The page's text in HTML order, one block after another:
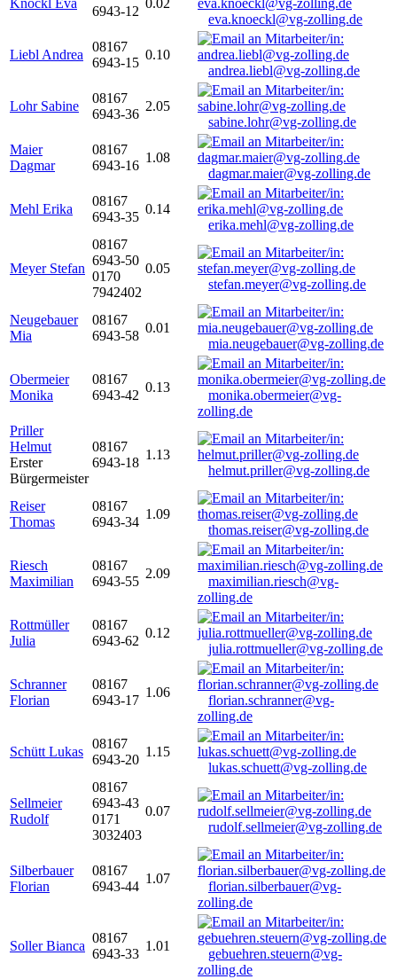
Knöckl Eva
6943-12
0.02
eva.knoeckl@vg-zolling.de
Liebl Andrea
08167
6943-15
0.10
andrea.liebl@vg-zolling.de
Lohr Sabine
08167
6943-36
2.05
sabine.lohr@vg-zolling.de
Maier
Dagmar
08167
6943-16
1.08
dagmar.maier@vg-zolling.de
Mehl Erika
08167
6943-35
0.14
erika.mehl@vg-zolling.de
Meyer Stefan
08167
6943-50
0170
7942402
0.05
stefan.meyer@vg-zolling.de
Neugebauer
Mia
08167
6943-58
0.01
mia.neugebauer@vg-zolling.de
Obermeier
Monika
08167
6943-42
0.13
monika.obermeier@vg-
zolling.de
Priller
Helmut
Erster
Bürgermeister
08167
6943-18
1.13
helmut.priller@vg-zolling.de
Reiser
Thomas
08167
6943-34
1.09
thomas.reiser@vg-zolling.de
Riesch
Maximilian
08167
6943-55
2.09
maximilian.riesch@vg-
zolling.de
Rottmüller
Julia
08167
6943-62
0.12
julia.rottmueller@vg-zolling.de
Schranner
Florian
08167
6943-17
1.06
florian.schranner@vg-
zolling.de
Schütt Lukas
08167
6943-20
1.15
lukas.schuett@vg-zolling.de
Sellmeier
Rudolf
08167
6943-43
0171
3032403
0.07
rudolf.sellmeier@vg-zolling.de
Silberbauer
Florian
08167
6943-44
1.07
florian.silberbauer@vg-
zolling.de
Soller Bianca
08167
6943-33
1.01
gebuehren.steuern@vg-
zolling.de